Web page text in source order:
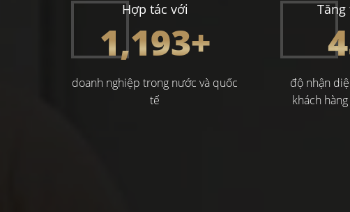
Hợp tác với
1,200+
doanh nghiệp trong nước và quốc
tế
độ nhận
khách